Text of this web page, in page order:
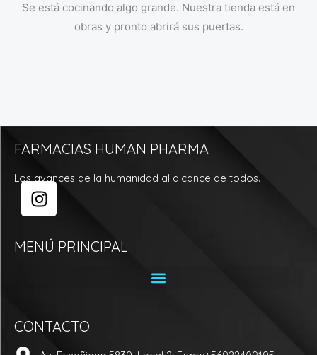
Se está cocinando algo grande. Nuestra tienda está en
obras y pronto abrirá sus puertas.
FARMACIAS HUMAN PHARMA
Los avances de la humanidad al alcance de todos.
I
n
t
m
MENÚ PRINCIPAL
CONTACTO